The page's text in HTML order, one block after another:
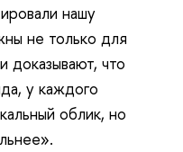
нашу
не только для
доказывают, что
у каждого
облик, но